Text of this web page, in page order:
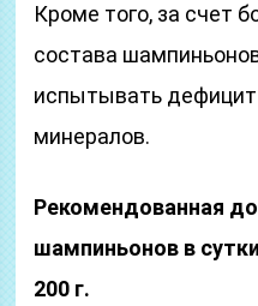
Кроме того, за счет
состава
испытывать
минералов.
Рекомендованная
шампиньонов в
200 г.